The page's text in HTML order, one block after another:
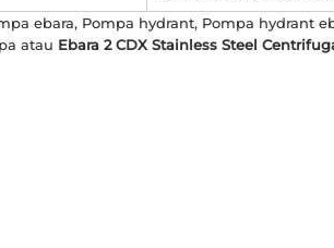
ebara, Pompa hydrant, Pompa hydrant
atau Ebara 2 CDX Stainless Steel